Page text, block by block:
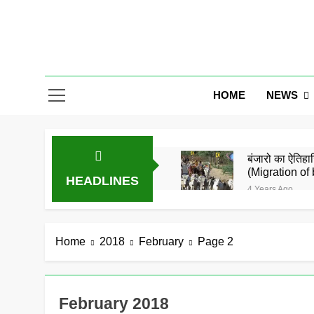
HOME NEWS
HEADLINES
बंजारो का
(Migration of
4 Years Ago
गोरमाटी राम
Home 2018 February Page 2
February 2018